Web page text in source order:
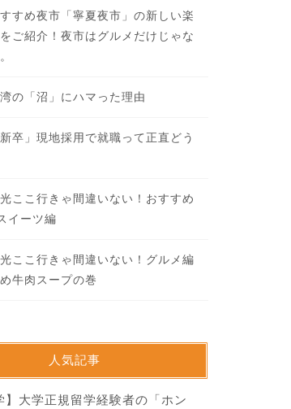
すめ夜市「寧夏夜市」の新しい楽
ご紹介！夜市はグルメだけじゃな
の「沼」にハマった理由
卒」現地採用で就職って正直どう
ここ行きゃ間違いない！おすすめ
イーツ編
ここ行きゃ間違いない！グルメ編
牛肉スープの巻
人気記事
】大学正規留学経験者の「ホン